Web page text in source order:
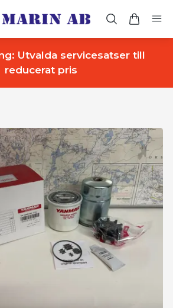
Utvalda servicesatser till
reducerat pris